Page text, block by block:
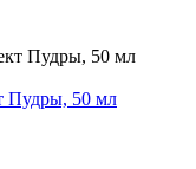
Пудры, 50 мл